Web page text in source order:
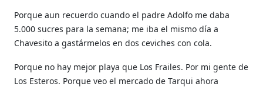
Porque aun recuerdo cuando el padre Adolfo me daba
5.000 sucres para la semana; me iba el mismo día a
Chavesito a gastármelos en dos ceviches con cola.
Porque no hay mejor playa que Los Frailes. Por mi gente de
Los Esteros. Porque veo el mercado de Tarqui ahora